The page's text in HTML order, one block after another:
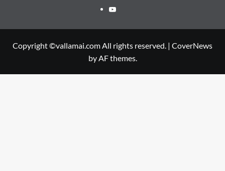
Youtube
Copyright ©vallamai.com All rights reserved. | CoverNews
by AF themes.